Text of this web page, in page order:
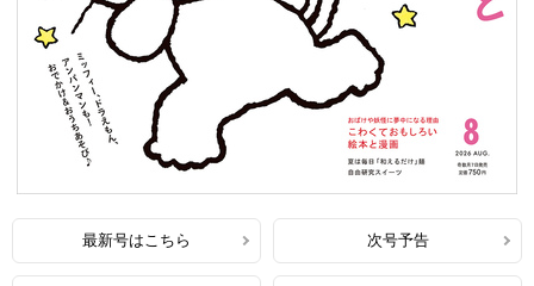
最新号はこちら 次号予告